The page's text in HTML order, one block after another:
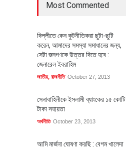
Most Commented
দিল্লীতে কেন কুটনীতিকরা ছুটা-ছুটি
করেন, আমাদের সমস্যা সমাধানের জন্য,
সেটা জনগণকে উত্তর দিতে হবে :
জেনারেল ইবরাহিম
জাতীয়, রাজনীতি October 27, 2013
সেনাবাহিনীকে ইসলামী ব্যাংকের ১৫ কোটি
টাকা সহায়তা
অর্থনীতি October 23, 2013
আমি মার্জনা ঘোষণা করছি : বেগম খালেদা